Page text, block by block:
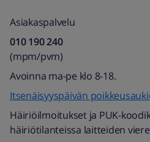
Asiakaspalvelu
010 190 240​
(mpm/pvm)​
Avoinna ma-pe klo 8-18.
Itsenäisyyspäivän
Häiriöilmoitukset ja PUK-
häiriötilanteissa laitteiden